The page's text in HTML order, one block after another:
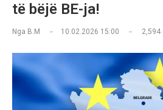
të bëjë BE-ja!
Nga B.M 10.02.2026 15:00 2,594